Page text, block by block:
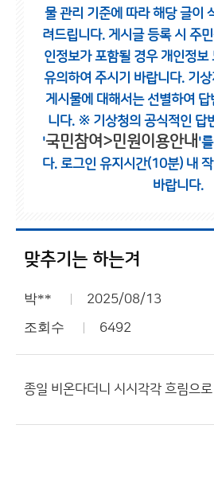
물 관리 기준에 따라 해당 글이
려드립니다. 게시글 등록 시 주
인정보가 포함될 경우 개인정보
유의하여 주시기 바랍니다. 기
게시물에 대해서는 선별하여
니다. ※ 기상청의 공식적인 답
'국민참여>민원이용안내 '
다. 로그인 유지시간(10분) 내
바랍니다.
맞추기는 하는겨
박** 2025/08/13
조회수 6492
종일 비온다더니 시시각각 흐림으